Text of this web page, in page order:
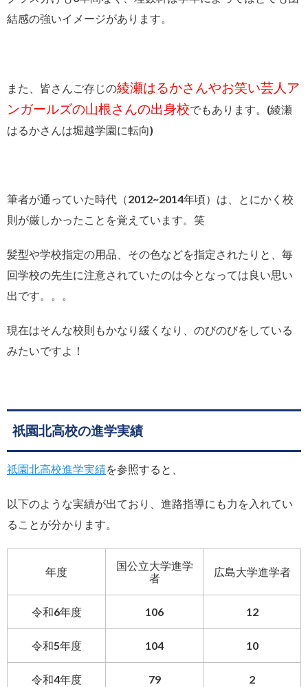
結感の強いイメージがあります。
また、皆さんご存じの綾瀬はるかさんやお笑い芸人ア
ンガールズの山根さんの出身校でもあります。(綾瀬
はるかさんは堀越学園に転向)
筆者が通っていた時代（2012~2014年頃）は、とにかく校
則が厳しかったことを覚えています。笑
髪型や学校指定の用品、その色などを指定されたりと、毎
回学校の先生に注意されていたのは今となっては良い思い
出です。。。
現在はそんな校則もかなり緩くなり、のびのびをしている
みたいですよ！
祇園北高校の進学実績
祇園北高校進学実績を参照すると、
以下のような実績が出ており、進路指導にも力を入れてい
ることが分かります。
年度
国公立大学進学
者
広島大学進学者
令和6年度 106 12
令和5年度 104 10
令和4年度 79 2